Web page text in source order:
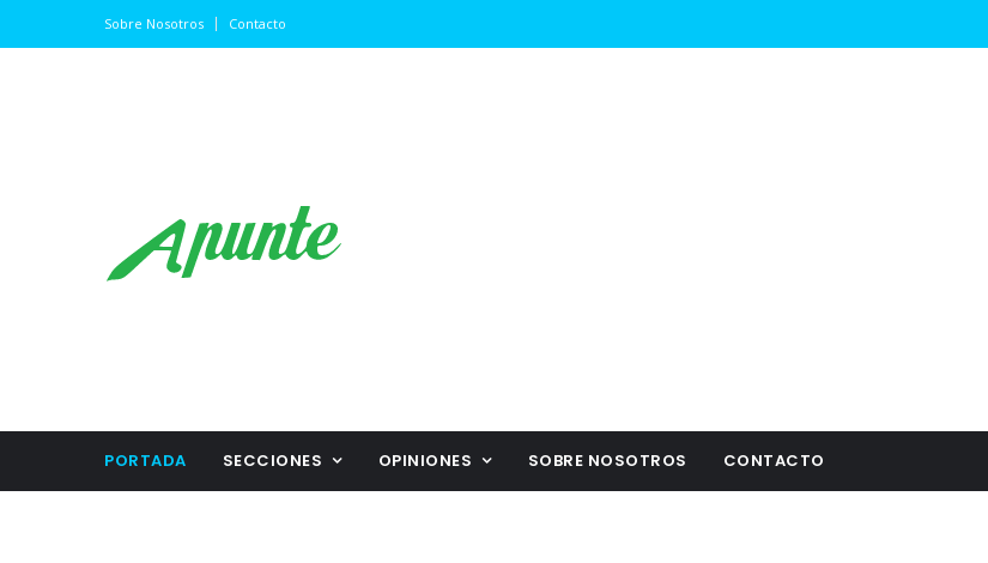
Sobre Nosotros Contacto
PORTADA SECCIONES OPINIONES SOBRE NOSOTROS CONTACTO